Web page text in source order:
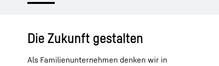
Die Zukunft gestalten
Als Familienunternehmen denken wir in